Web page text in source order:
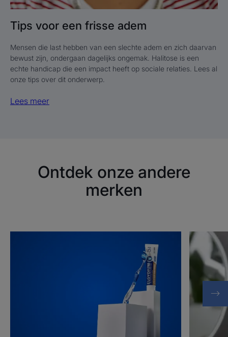
Tips voor een frisse adem
Mensen die last hebben van een slechte adem en zich daarvan
bewust zijn, ondergaan dagelijks ongemak. Halitose is een
echte handicap die een impact heeft op sociale relaties. Lees al
onze tips over dit onderwerp.
Lees meer
Ontdek onze andere
merken
Ontdek
CLINIC